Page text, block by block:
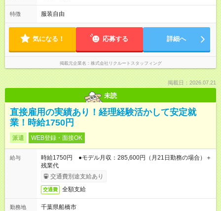
特徴 服装自由
気になる！ 応募する 詳細へ
掲載元企業名 株式会社リクルートスタッフィング
掲載日：2026.07.21
未読
直接雇用の実績あり！経理経験活かして安定就
業！時給1750円
派遣 WEB登録・面接OK
給与
時給1750円 ●モデル月収：285,600円（月21日勤務の場合）＋
残業代
交通費別途支給あり
交通費 全額支給
勤務地
千葉県船橋市